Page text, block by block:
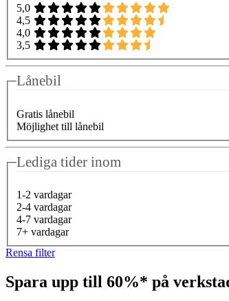
5,0
4,5
4,0
3,5
Lånebil
Gratis lånebil
Möjlighet till lånebil
Lediga tider inom
1-2 vardagar
2-4 vardagar
4-7 vardagar
7+ vardagar
Rensa filter
Spara upp till 60%* på